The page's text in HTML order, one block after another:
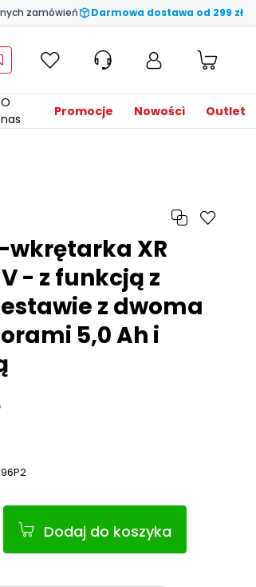
zamówień Darmowa dostawa od 299 zł
O
nas
Promocje Nowości Outlet
XR
- z funkcją z
z dwoma
5,0 Ah i
Dodaj do koszyka